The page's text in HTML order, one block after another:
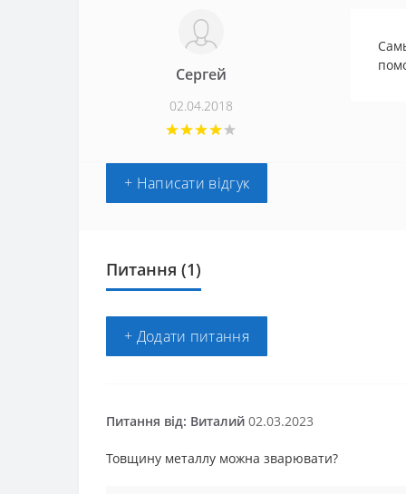
Сергей
02.04.2018
+ Написати відгук
Питання (1)
+ Додати питання
Питання від: Виталий 02.03.2023
Товщину металлу можна зварювати?